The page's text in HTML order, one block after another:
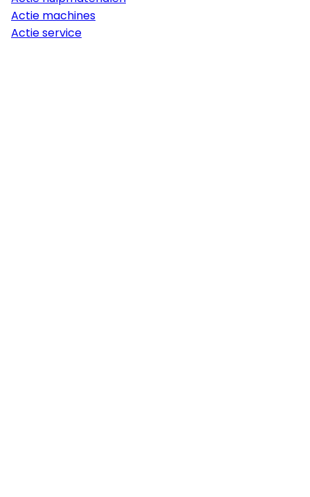
Actie machines
Actie service